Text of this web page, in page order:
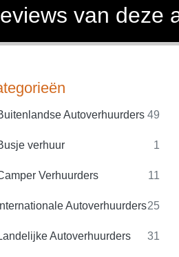
van deze
Autoverhuurders 49
verhuur 1
Verhuurders 11
Internationale Autoverhuurders25
Autoverhuurders 31